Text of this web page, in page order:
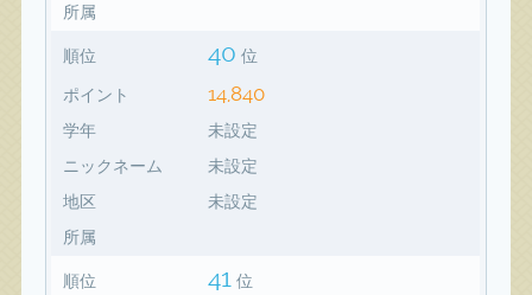
所属
順位 40 位
ポイント 14,840
学年
未設定
ニックネーム
未設定
地区
未設定
所属
順位 41 位